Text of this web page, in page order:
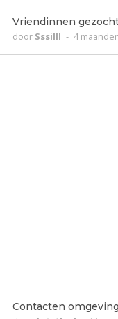
Vriendinnen
door Sssilll - 4
Contacten